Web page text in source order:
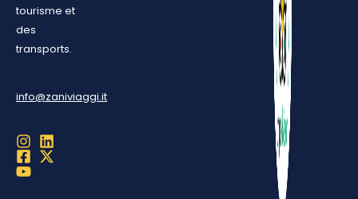
tourisme et
des
transports.
info@zaniviaggi.it